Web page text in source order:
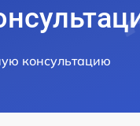
консультацию